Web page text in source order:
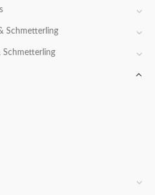
Schmetterling
Schmetterling